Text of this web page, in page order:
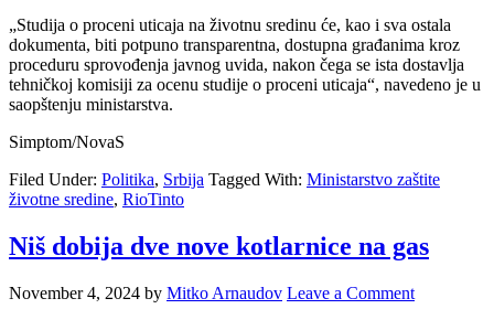
„Studija o proceni uticaja na životnu sredinu će, kao i sva ostala
dokumenta, biti potpuno transparentna, dostupna građanima kroz
proceduru sprovođenja javnog uvida, nakon čega se ista dostavlja
tehničkoj komisiji za ocenu studije o proceni uticaja“, navedeno je u
saopštenju ministarstva.
Simptom/NovaS
Filed Under: Politika, Srbija Tagged With: Ministarstvo zaštite
životne sredine, RioTinto
Niš dobija dve nove kotlarnice na gas
November 4, 2024 by Mitko Arnaudov Leave a Comment